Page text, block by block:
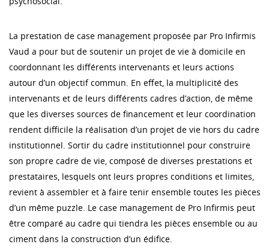
La prestation de case management proposée par Pro Infirmis
Vaud a pour but de soutenir un projet de vie à domicile en
coordonnant les différents intervenants et leurs actions
autour d’un objectif commun. En effet, la multiplicité des
intervenants et de leurs différents cadres d’action, de même
que les diverses sources de financement et leur coordination
rendent difficile la réalisation d’un projet de vie hors du cadre
institutionnel. Sortir du cadre institutionnel pour construire
son propre cadre de vie, composé de diverses prestations et
prestataires, lesquels ont leurs propres conditions et limites,
revient à assembler et à faire tenir ensemble toutes les pièces
d’un même puzzle. Le case management de Pro Infirmis peut
être comparé au cadre qui tiendra les pièces ensemble ou au
ciment dans la construction d’un édifice.